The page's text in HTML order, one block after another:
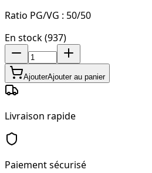
Ratio PG/VG : 50/50
En stock (937)
AjouterAjouter au panier
Livraison rapide
Paiement sécurisé